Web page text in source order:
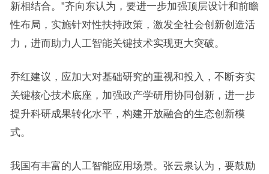
新相结合。”齐向东认为，要进一步加强顶层设计和前瞻
性布局，实施针对性扶持政策，激发全社会创新创造活
力，进而助力人工智能关键技术实现更大突破。
乔红建议，应加大对基础研究的重视和投入，不断夯实
关键核心技术底座，加强政产学研用协同创新，进一步
提升科研成果转化水平，构建开放融合的生态创新模
式。
我国有丰富的人工智能应用场景。张云泉认为，要鼓励